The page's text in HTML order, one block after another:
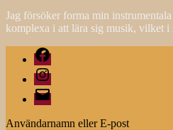
Jag försöker forma min
komplexa i att lära sig musik, vilket i
Facebook
Instagram
E-
post
Användarnamn eller E-post